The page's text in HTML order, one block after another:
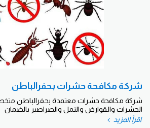
شركة مكافحة حشرات بحفرالباطن
شركة مكافحة حشرات معتمدة بحفرالباطن
الحشرات والقوارض والنمل والصراصير بالضمان
اقرأ المزيد